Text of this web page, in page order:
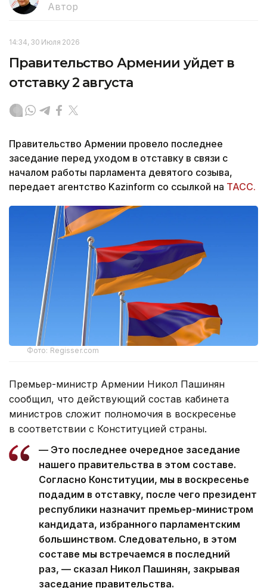
Автор
14:34, 30 Июля 2026
Правительство Армении уйдет в
отставку 2 августа
Правительство Армении провело последнее
заседание перед уходом в отставку в связи с
началом работы парламента девятого созыва,
передает агентство Kazinform со ссылкой на ТАСС.
Фото: Regisser.com
Премьер-министр Армении Никол Пашинян
сообщил, что действующий состав кабинета
министров сложит полномочия в воскресенье
в соответствии с Конституцией страны.
— Это последнее очередное заседание
нашего правительства в этом составе.
Согласно Конституции, мы в воскресенье
подадим в отставку, после чего президент
республики назначит премьер-министром
кандидата, избранного парламентским
большинством. Следовательно, в этом
составе мы встречаемся в последний
раз, — сказал Никол Пашинян, закрывая
заседание правительства.